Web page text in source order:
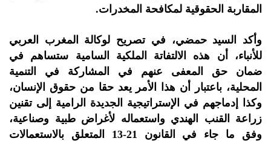
المقاربة الحقوقية لمكافحة المخدرات.
وأكد السيد حمضي، في تصريح لوكالة المغرب العربي
للأنباء، أن هذه الالتفاتة الملكية السامية ستساهم في
ضمان حق المعفى عنهم في المشاركة في التنمية
المحلية، باعتبار أن هذا الأمر يعد حقا من حقوق الإنسان،
وكذا إدماجهم في الإستراتيجية الجديدة الرامية إلى تقنين
زراعة القنب الهندي واستعماله لأغراض طبية وصناعية،
وفق ما جاء في القانون 21-13 المتعلق بالاستعمالات